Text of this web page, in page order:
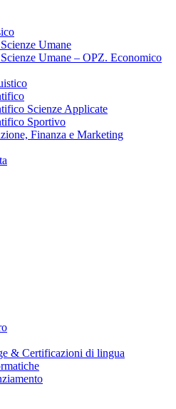
Umane
Umane – OPZ. Economico
Scienze Applicate
Sportivo
Finanza e Marketing
& Certificazioni di lingua